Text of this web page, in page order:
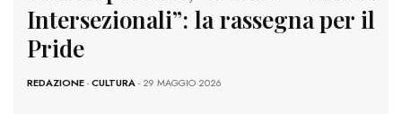
Intersezionali”: la rassegna per il
Pride
REDAZIONE-CULTURA- 29 MAGGIO 2026